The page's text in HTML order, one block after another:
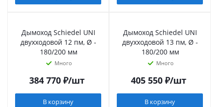
Дымоход Schiedel UNI
двухходовой 12 пм, Ø -
180/200 мм
Много
384 770₽/шт
В корзину
Дымоход Schiedel UNI
двухходовой 13 пм, Ø -
180/200 мм
Много
405 550₽/шт
В корзину